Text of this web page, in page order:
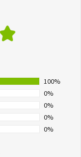
100%
0%
0%
0%
0%